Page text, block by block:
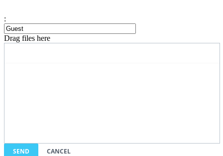
:
Drag files here
SEND CANCEL